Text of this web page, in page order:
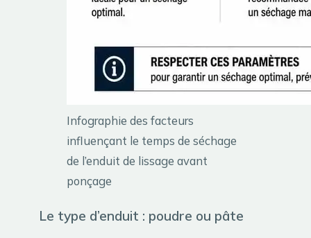
Infographie des facteurs
influençant le temps de séchage
de l’enduit de lissage avant
ponçage
Le type d’enduit : poudre ou pâte